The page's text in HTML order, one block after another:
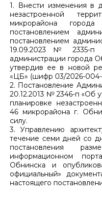
1. Внести изменения в
незастроенной
микрорайона
постановлением
постановлением
19.09.2023 № 2335-п
администрации города
утвердив ее в новой
«ЦБ» (шифр 03/2026-
2. Постановление
20.12.2013 № 2346-п «Об
планировке
46 микрорайона г.
силу.
3. Управлению
течение семи дней со
постановления
информационном
Обнинска и
официальный»
настоящего